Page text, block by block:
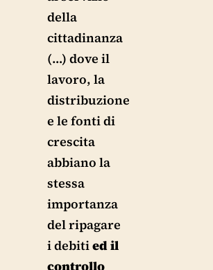
della
cittadinanza
(…) dove il
lavoro, la
distribuzione
e le fonti di
crescita
abbiano la
stessa
importanza
del ripagare
i debitied il
controllo